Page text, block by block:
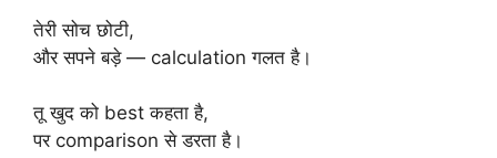
तेरी सोच छोटी,
और सपने बड़े — calculation गलत है।
तू खुद को best कहता है,
पर comparison से डरता है।